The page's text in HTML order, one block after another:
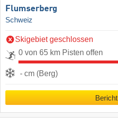
Flumserberg
Schweiz
Skigebiet geschlossen
0 von 65 km Pisten offen
- cm (Berg)
Bericht